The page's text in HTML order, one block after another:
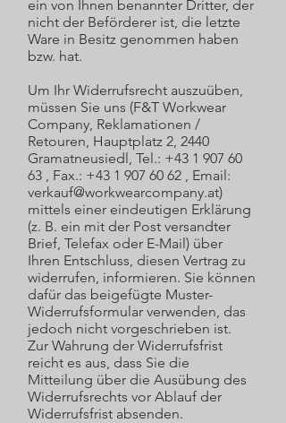
ein von Ihnen benannter Dritter, der
nicht der Beförderer ist, die letzte
Ware in Besitz genommen haben
bzw. hat.
Um Ihr Widerrufsrecht auszuüben,
müssen Sie uns (F&T Workwear
Company, Reklamationen /
Retouren, Hauptplatz 2, 2440
Gramatneusiedl, Tel.: +43 1 907 60
63 , Fax.: +43 1 907 60 62 , Email:
verkauf@workwearcompany.at)
mittels einer eindeutigen Erklärung
(z. B. ein mit der Post versandter
Brief, Telefax oder E-Mail) über
Ihren Entschluss, diesen Vertrag zu
widerrufen, informieren. Sie können
dafür das beigefügte Muster-
Widerrufsformular verwenden, das
jedoch nicht vorgeschrieben ist.
Zur Wahrung der Widerrufsfrist
reicht es aus, dass Sie die
Mitteilung über die Ausübung des
Widerrufsrechts vor Ablauf der
Widerrufsfrist absenden.